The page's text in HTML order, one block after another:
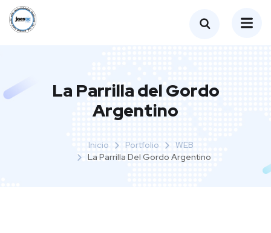
La Parrilla del Gordo
Argentino
Inicio Portfolio
WEB
La Parrilla Del Gordo Argentino